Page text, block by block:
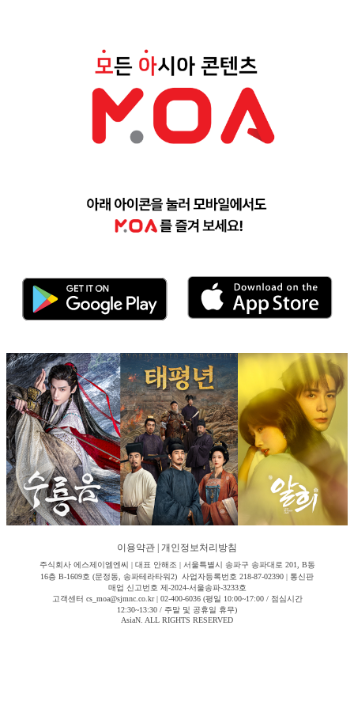
이용약관 개인정보처리방침
주식회사 에스제이엠엔씨 | 대표 안해조 | 서울특별시 송파구 송파대로 201, B동
16층 B-1609호 (문정동, 송파테라타워2) 사업자등록번호 218-87-02390 | 통신판
매업 신고번호 제-2024-서울송파-3233호
고객센터 cs_moa@sjmnc.co.kr | 02-400-6036 (평일 10:00~17:00 / 점심시간
12:30~13:30 / 주말 및 공휴일 휴무)
AsiaN. ALL RIGHTS RESERVED